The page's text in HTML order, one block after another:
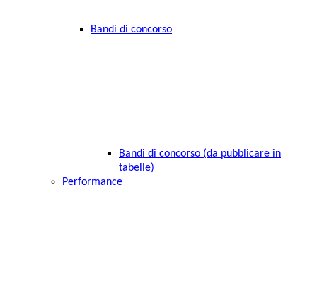
Bandi di concorso
Bandi di concorso (da pubblicare in
tabelle)
Performance